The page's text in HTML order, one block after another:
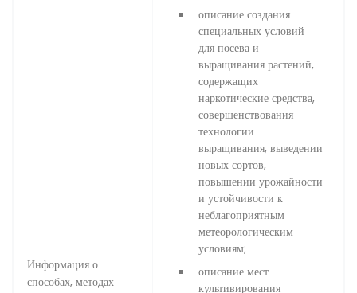
Информация о
способах, методах
описание создания
специальных условий
для посева и
выращивания растений,
содержащих
наркотические средства,
совершенствования
технологии
выращивания, выведении
новых сортов,
повышении урожайности
и устойчивости к
неблагоприятным
метеорологическим
условиям;
описание мест
культивирования